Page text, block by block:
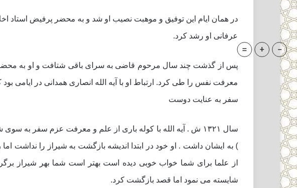
در همان ایام این توفیق و موهبت نصیب او شد و به محضر پرفیض استاد
عرفانى او رشد کرد.
پس از گذشت چند سال مرحوم قاضى به سراى باقى شتافت و او به محضر
معرفت نفس را طى کرد. ارتباط او با آیه الله انصارى همدانى در ایامى
سفر به عنایت دوست
سال ۱۳۲۱ ش . آیه الله با کوله بارى از علم و معرفت عزم سفر
) به ایشان داشت . او خود در ابتدا اندیشه بازگشت به شیراز را
از علما براى شما خواب خوبى دیده است بهتر است شما بهر شیراز
شایسته مى نمود اما قصد بازگشت کرد.
-
+
=